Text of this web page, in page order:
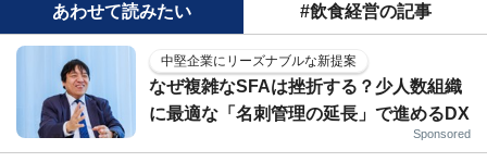
あわせて読みたい #飲食経営の記事
中堅企業にリーズナブルな新提案
なぜ複雑なSFAは挫折する？少人数組織
に最適な「名刺管理の延長」で進めるDX
Sponsored